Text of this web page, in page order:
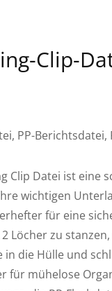
Clip-
PP-
Clip Datei ist eine
wichtigen
für eine
Löcher zu
in die Hülle und
für mühelose